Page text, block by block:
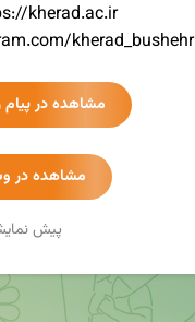
kherad.ac.ir
kherad_bushehr
👈 ارتباط
مشاهده در پیام
مشاهده در
پیش